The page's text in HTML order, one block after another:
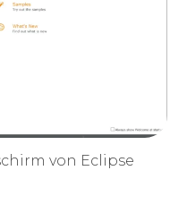
von Eclipse